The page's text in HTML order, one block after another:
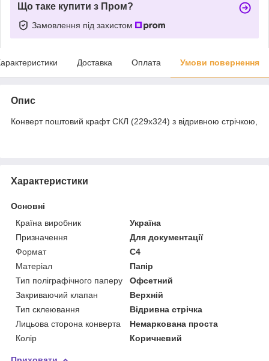
Що таке купити з Пром?
Замовлення під захистом
Доставка Оплата Умови повернення
Опис
Конверт поштовий крафт СКЛ (229х324) з відривною стрічкою,
Характеристики
Основні
Країна виробник
Україна
Призначення
Для документації
Формат
C4
Матеріал
Папір
Тип поліграфічного паперу
Офсетний
Закриваючий клапан
Верхній
Тип склеювання
Відривна стрічка
Лицьова сторона конверта
Немаркована проста
Колір
Коричневий